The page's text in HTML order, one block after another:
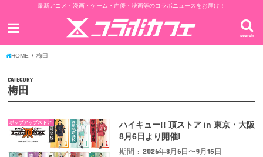
最新アニメ・漫画・ゲーム・声優・映画等のコラボニュースをお届け！
search
HOME 梅田
CATEGORY
梅田
ポップアップストア
ハイキュー!! 頂ストア in 東京・大阪
8月6日より開催!
期間 : 2026年8月6日〜9月15日